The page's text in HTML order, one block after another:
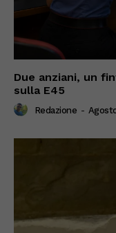
Due anziani, un
sulla E45
Redazione -